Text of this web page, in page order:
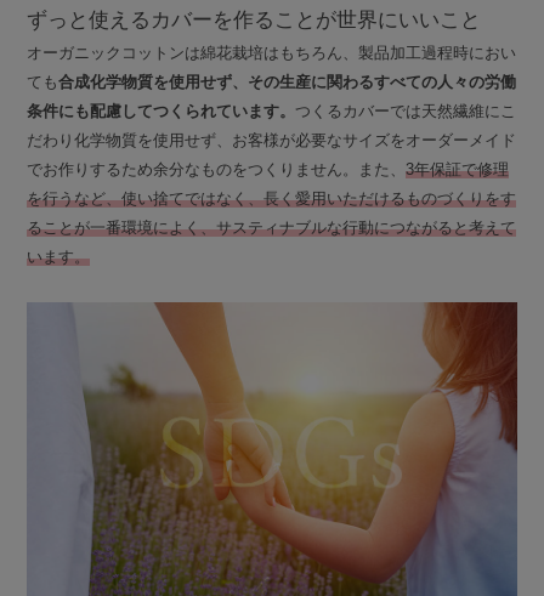
ずっと使えるカバーを作ることが世界にいいこと
オーガニックコットンは綿花栽培はもちろん、製品加工過程時におい
ても合成化学物質を使用せず、その生産に関わるすべての人々の労働
条件にも配慮してつくられています。 つくるカバーでは天然繊維にこ
だわり化学物質を使用せず、お客様が必要なサイズをオーダーメイド
でお作りするため余分なものをつくりません。また、3年保証で修理
を行うなど、使い捨てではなく、長く愛用いただけるものづくりをす
ることが一番環境によく、サスティナブルな行動につながると考えて
います。